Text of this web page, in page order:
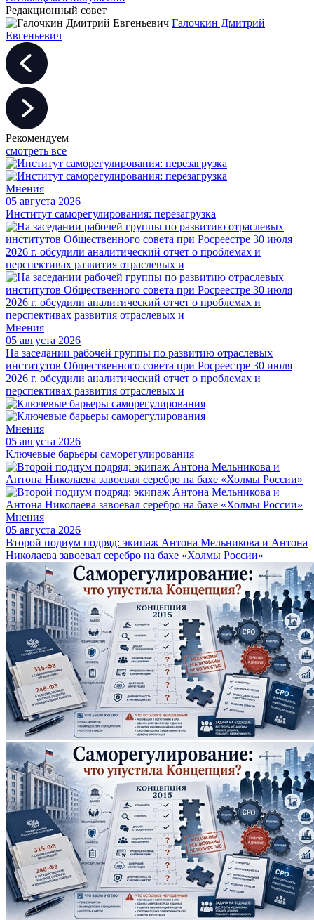
Редакционный совет
Галочкин Дмитрий
Евгеньевич
Рекомендуем
смотреть все
Мнения
05 августа 2026
Институт саморегулирования: перезагрузка
Мнения
05 августа 2026
На заседании рабочей группы по развитию отраслевых
институтов Общественного совета при Росреестре 30 июля
2026 г. обсудили аналитический отчет о проблемах и
перспективах развития отраслевых и
Мнения
05 августа 2026
Ключевые барьеры саморегулирования
Мнения
05 августа 2026
Второй подиум подряд: экипаж Антона Мельникова и Антона
Николаева завоевал серебро на бахе «Холмы России»